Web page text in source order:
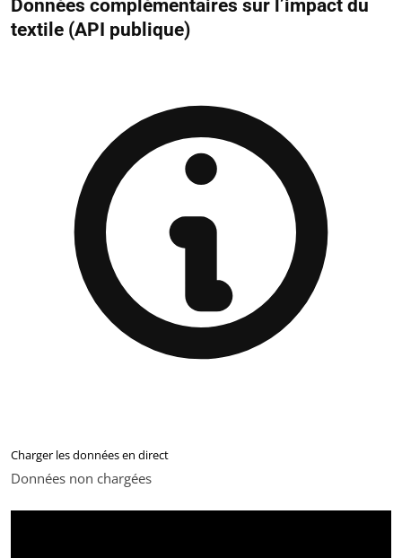
Données complémentaires sur l’impact du
textile (API publique)
Charger les données en direct
Données non chargées